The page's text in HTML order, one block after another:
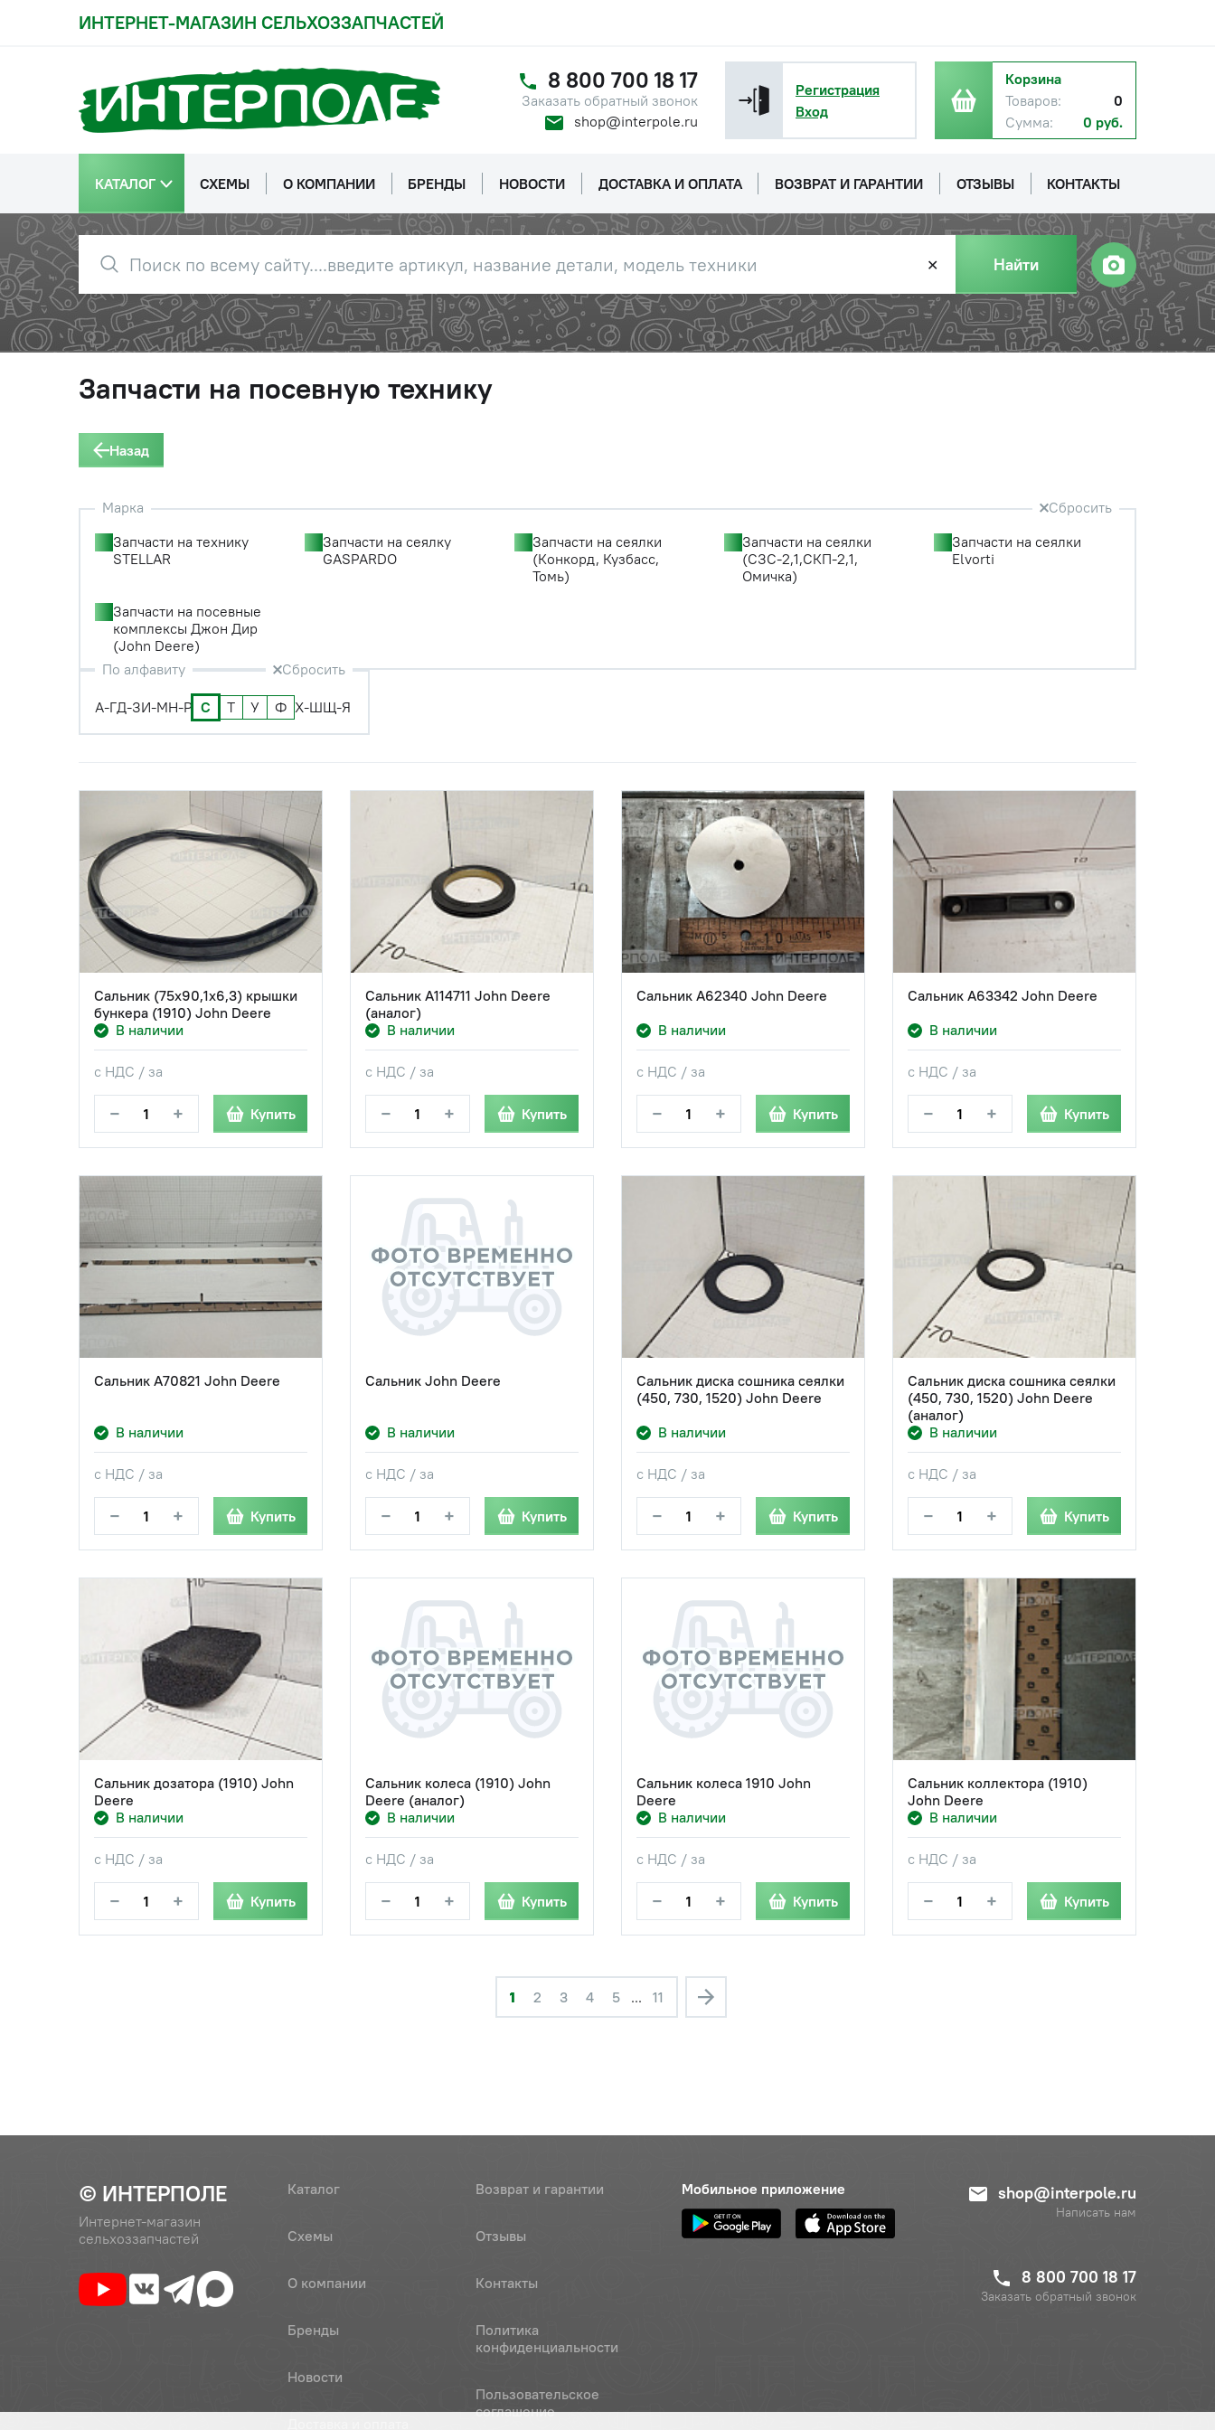
ИНТЕРНЕТ-МАГАЗИН СЕЛЬХОЗЗАПЧАСТЕЙ
8 800 700 18 17
Заказать обратный звонок
shop@interpole.ru
Регистрация
Вход
Корзина
Товаров:
0
Сумма:
0 руб.
КАТАЛОГ СХЕМЫ О КОМПАНИИ БРЕНДЫ НОВОСТИ ДОСТАВКА И ОПЛАТА ВОЗВРАТ И ГАРАНТИИ ОТЗЫВЫ КОНТАКТЫ
✕ Найти
Запчасти на посевную технику
Назад
Марка
Сбросить
Запчасти на технику
STELLAR
Запчасти на сеялку
GASPARDO
Запчасти на сеялки
(Конкорд, Кузбасс,
Томь)
Запчасти на сеялки
(СЗС-2,1,СКП-2,1,
Омичка)
Запчасти на сеялки
Elvorti
Запчасти на посевные
комплексы Джон Дир
(John Deere)
По алфавиту
Сбросить
А-ГД-ЗИ-МН-Р С Т У Ф Х-ШЩ-Я
Сальник (75x90,1x6,3) крышки
бункера (1910) John Deere
В наличии
с НДС / за
− + Купить
Сальник A114711 John Deere
(аналог)
В наличии
с НДС / за
− + Купить
Сальник A62340 John Deere
В наличии
с НДС / за
− + Купить
Сальник A63342 John Deere
В наличии
с НДС / за
− + Купить
Сальник A70821 John Deere
В наличии
с НДС / за
− + Купить
Сальник John Deere
В наличии
с НДС / за
− + Купить
Сальник диска сошника сеялки
(450, 730, 1520) John Deere
В наличии
с НДС / за
− + Купить
Сальник диска сошника сеялки
(450, 730, 1520) John Deere
(аналог)
В наличии
с НДС / за
− + Купить
Сальник дозатора (1910) John
Deere
В наличии
с НДС / за
− + Купить
Сальник колеса (1910) John
Deere (аналог)
В наличии
с НДС / за
− + Купить
Сальник колеса 1910 John
Deere
В наличии
с НДС / за
− + Купить
Сальник коллектора (1910)
John Deere
В наличии
с НДС / за
− + Купить
1 2 3 4 5 ... 11
© ИНТЕРПОЛЕ
Интернет-магазин
сельхоззапчастей
Каталог
Схемы
О компании
Бренды
Новости
Возврат и гарантии
Отзывы
Контакты
Политика
конфиденциальности
Пользовательское
соглашение
Мобильное приложение shop@interpole.ru
Написать нам
8 800 700 18 17
Заказать обратный звонок